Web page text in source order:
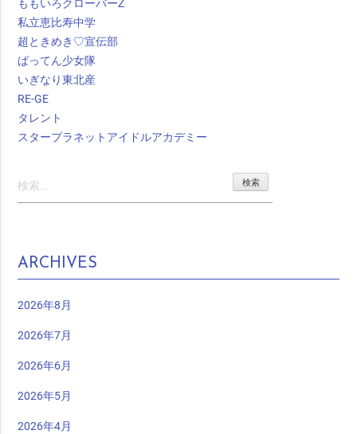
ももいろクローバーZ
私立恵比寿中学
超ときめき♡宣伝部
ばってん少女隊
いぎなり東北産
RE-GE
タレント
スタープラネットアイドルアカデミー
索:
ARCHIVES
2026年8月
2026年7月
2026年6月
2026年5月
2026年4月